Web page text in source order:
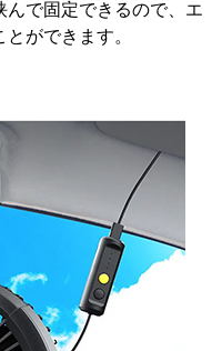
んで固定できるので、エ
ができます。